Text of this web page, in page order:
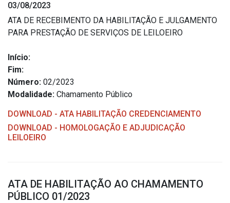
03/08/2023
ATA DE RECEBIMENTO DA HABILITAÇÃO E JULGAMENTO
PARA PRESTAÇÃO DE SERVIÇOS DE LEILOEIRO
Início:
Fim:
Número: 02/2023
Modalidade: Chamamento Público
DOWNLOAD - ATA HABILITAÇÃO CREDENCIAMENTO
DOWNLOAD - HOMOLOGAÇÃO E ADJUDICAÇÃO
LEILOEIRO
ATA DE HABILITAÇÃO AO CHAMAMENTO
PÚBLICO 01/2023